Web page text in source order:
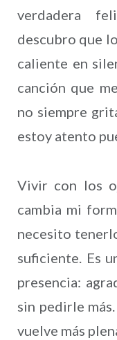
verdadera
descubro que
caliente en
canción que
no siempre
estoy atento
Vivir con los
cambia mi
necesito
suficiente. Es
presencia:
sin pedirle
vuelve más